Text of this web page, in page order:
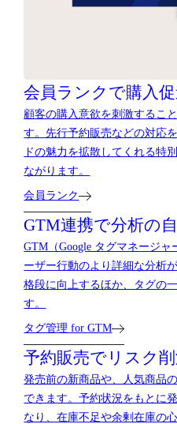
会員ランクで購入
顧客の購入意欲を刺激するこ
す。先行予約販売などの対応
ドの魅力を拡散してくれる特
ながります。
会員ランク
GTM連携で分析の
GTM（Google タグマネージ
ーザー行動のより詳細な分析
格段に向上するほか、タグの
す。
タグ管理 for GTM
予約販売でリスク
発売前の新商品や、人気商品
できます。予約状況をもとに
なり、在庫不足や余剰在庫の